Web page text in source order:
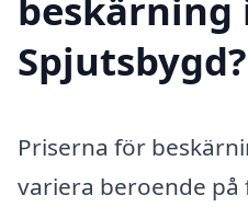
Spjutsbygd?
Priserna för
variera beroende på